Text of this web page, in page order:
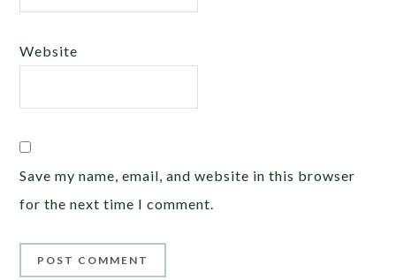
Website
Save my name, email, and website in this browser
for the next time I comment.